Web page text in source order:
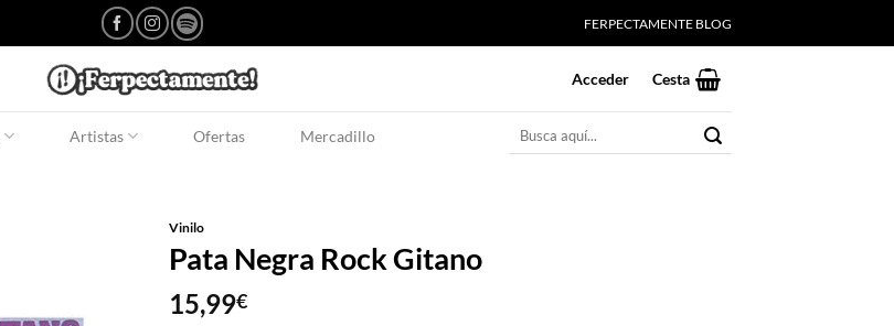
FERPECTAMENTE BLOG
Acceder Cesta
Artistas Ofertas Mercadillo
Buscar
Vinilo
Pata Negra Rock Gitano
15,99€